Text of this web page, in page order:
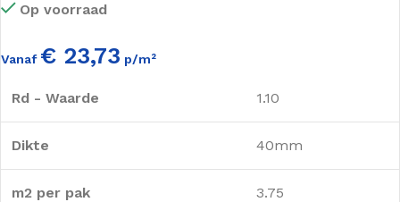
Op voorraad
Vanaf € 23,73 p/m²
Rd - Waarde 1.10
Dikte 40mm
m2 per pak 3.75